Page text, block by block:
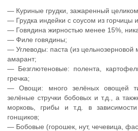
— Куриные грудки, зажаренный
— Грудка индейки с соусом из горчицы
— Говядина жирностью менее 15%,
— Филе говядины;
— Углеводы: паста (из цельнозерновой
амарант;
— Безглютеновые: полента,
гречка;
— Овощи: много зелёных овощей
зелёные стручки бобовых и т.д., а
морковь, грибы и т.д. в
гонщиков;
— Бобовые (горошек, нут, чечевица,